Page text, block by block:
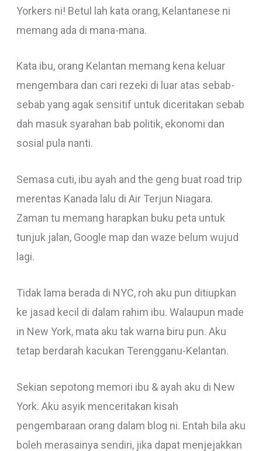
Yorkers ni! Betul lah kata orang, Kelantanese ni
memang ada di mana-mana.
Kata ibu, orang Kelantan memang kena keluar
mengembara dan cari rezeki di luar atas sebab-
sebab yang agak sensitif untuk diceritakan sebab
dah masuk syarahan bab politik, ekonomi dan
sosial pula nanti.
Semasa cuti, ibu ayah and the geng buat road trip
merentas Kanada lalu di Air Terjun Niagara.
Zaman tu memang harapkan buku peta untuk
tunjuk jalan, Google map dan waze belum wujud
lagi.
Tidak lama berada di NYC, roh aku pun ditiupkan
ke jasad kecil di dalam rahim ibu. Walaupun made
in New York, mata aku tak warna biru pun. Aku
tetap berdarah kacukan Terengganu-Kelantan.
Sekian sepotong memori ibu & ayah aku di New
York. Aku asyik menceritakan kisah
pengembaraan orang dalam blog ni. Entah bila aku
boleh merasainya sendiri, jika dapat menjejakkan